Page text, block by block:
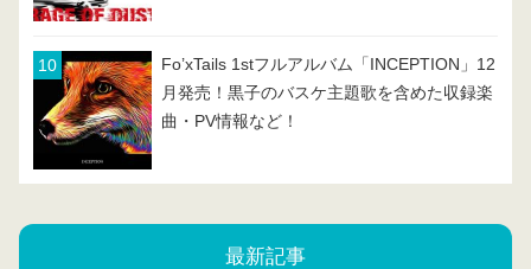
Fo’xTails 1stフルアルバム「INCEPTION」12
月発売！黒子のバスケ主題歌を含めた収録楽
曲・PV情報など！
最新記事